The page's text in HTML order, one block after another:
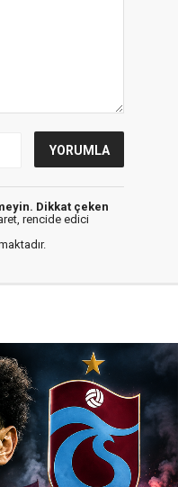
Dikkat çeken
rencide edici